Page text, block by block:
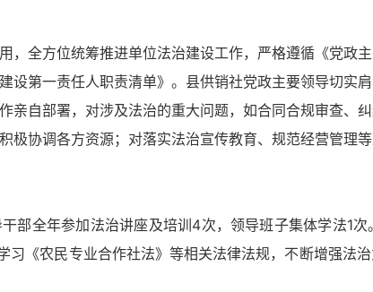
，全方位统筹推进单位法治建设工作，严格遵循《党政
设第一责任人职责清单》。县供销社党政主要领导切实
亲自部署，对涉及法治的重大问题，如合同合规审查、
极协调各方资源；对落实法治宣传教育、规范经营管理等
部全年参加法治讲座及培训4次，领导班子集体学法1
习《农民专业合作社法》等相关法律法规，不断增强法